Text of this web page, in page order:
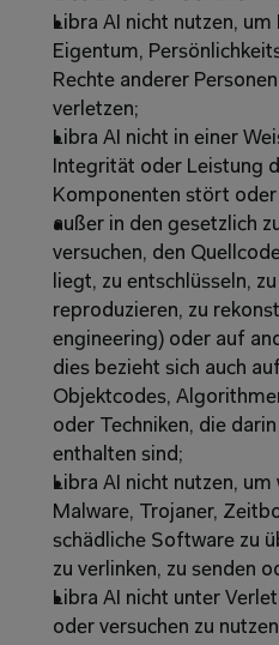
Libra AI nicht nutzen,
Eigentum,
Rechte anderer
verletzen;
Libra AI nicht in einer
Integrität oder Leistung
Komponenten stört
außer in den gesetzlich
versuchen, den
liegt, zu entschlüsseln,
reproduzieren, zu
engineering) oder auf
dies bezieht sich auch
Objektcodes,
oder Techniken, die
enthalten sind;
Libra AI nicht nutzen, um
Malware, Trojaner,
schädliche Software zu
zu verlinken, zu senden
Libra AI nicht unter
oder versuchen zu